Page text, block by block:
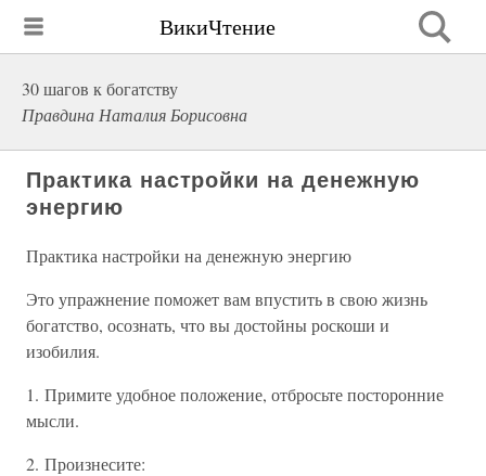
ВикиЧтение
30 шагов к богатству
Правдина Наталия Борисовна
Практика настройки на денежную
энергию
Практика настройки на денежную энергию
Это упражнение поможет вам впустить в свою жизнь
богатство, осознать, что вы достойны роскоши и
изобилия.
1. Примите удобное положение, отбросьте посторонние
мысли.
2. Произнесите: